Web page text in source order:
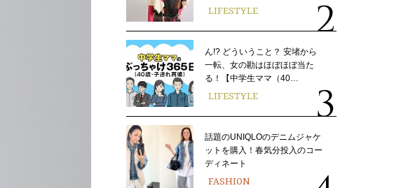
LIFESTYLE
ん!? どういうこと？ 安堵から
一転、女の勘はほぼほぼ当た
る！【中学生ママ（40…
LIFESTYLE
話題のUNIQLOのデニムジャケ
ットを購入！春気分投入のコー
ディネート
FASHION